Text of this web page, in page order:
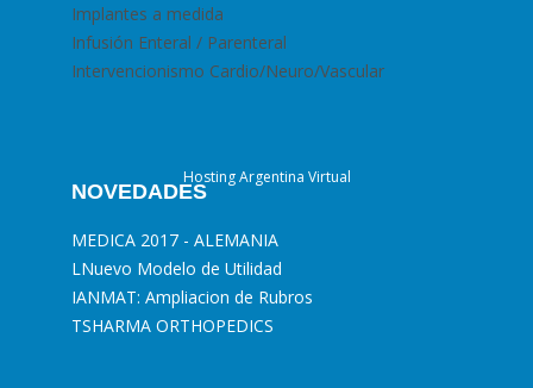
Implantes a medida
Infusión Enteral / Parenteral
Intervencionismo Cardio/Neuro/Vascular
NOVEDADES
MEDICA 2017 - ALEMANIA
LNuevo Modelo de Utilidad
IANMAT: Ampliacion de Rubros
TSHARMA ORTHOPEDICS
Hosting Argentina Virtual